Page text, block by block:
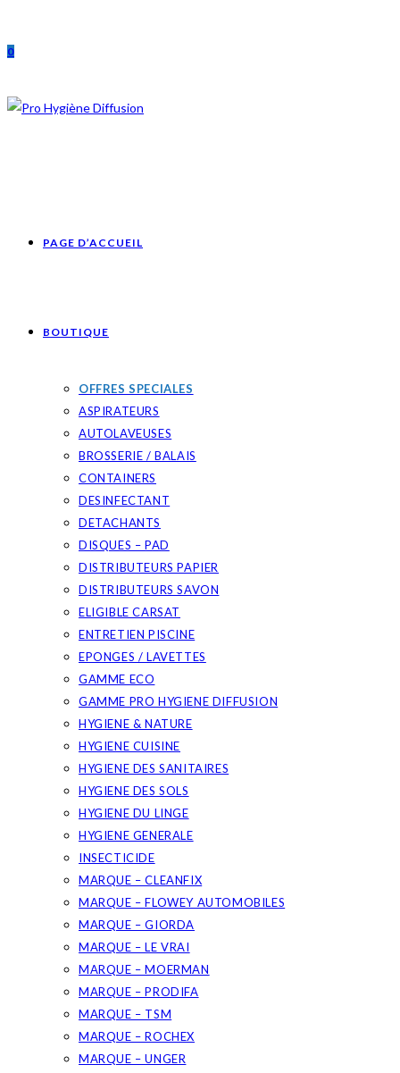
content
0
PAGE D’ACCUEIL
BOUTIQUE
OFFRES SPECIALES
ASPIRATEURS
AUTOLAVEUSES
BROSSERIE / BALAIS
CONTAINERS
DESINFECTANT
DETACHANTS
DISQUES – PAD
DISTRIBUTEURS PAPIER
DISTRIBUTEURS SAVON
ELIGIBLE CARSAT
ENTRETIEN PISCINE
EPONGES / LAVETTES
GAMME ECO
GAMME PRO HYGIENE DIFFUSION
HYGIENE & NATURE
HYGIENE CUISINE
HYGIENE DES SANITAIRES
HYGIENE DES SOLS
HYGIENE DU LINGE
HYGIENE GENERALE
INSECTICIDE
MARQUE – CLEANFIX
MARQUE – FLOWEY AUTOMOBILES
MARQUE – GIORDA
MARQUE – LE VRAI
MARQUE – MOERMAN
MARQUE – PRODIFA
MARQUE – TSM
MARQUE – ROCHEX
MARQUE – UNGER